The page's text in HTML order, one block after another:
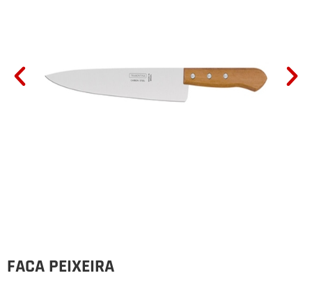
FACA PEIXEIRA